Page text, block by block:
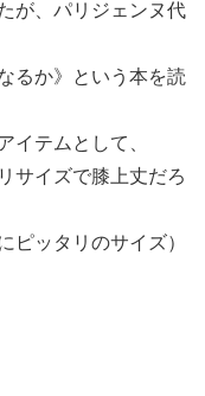
が、パリジェンヌ代
るか》という本を読
イテムとして、
サイズで膝上丈だろ
ピッタリのサイズ）